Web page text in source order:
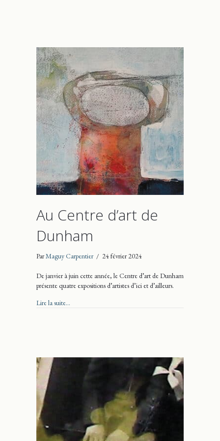
Au Centre d’art de
Dunham
ParMaguy Carpentier / 24 février 2024
De janvier à juin cette année, le Centre d’art de Dunham
présente quatre expositions d’artistes d’ici et d’ailleurs.
Lire la suite...